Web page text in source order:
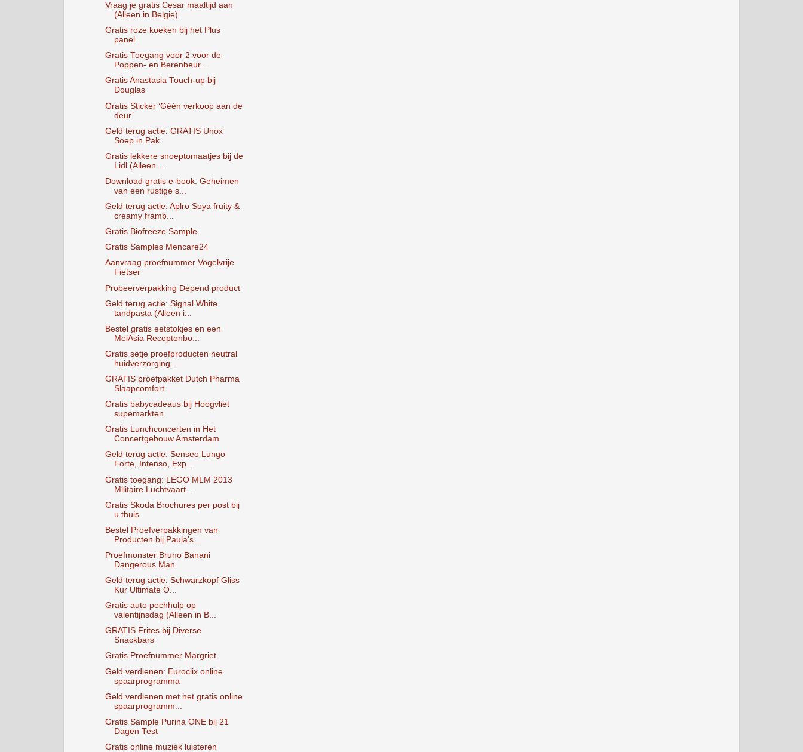
Vraag je gratis Cesar maaltijd aan
(Alleen in Belgie)
Gratis roze koeken bij het Plus
panel
Gratis Toegang voor 2 voor de
Poppen- en Berenbeur...
Gratis Anastasia Touch-up bij
Douglas
Gratis Sticker ‘Géén verkoop aan de
deur’
Geld terug actie: GRATIS Unox
Soep in Pak
Gratis lekkere snoeptomaatjes bij de
Lidl (Alleen ...
Download gratis e-book: Geheimen
van een rustige s...
Geld terug actie: Aplro Soya fruity &
creamy framb...
Gratis Biofreeze Sample
Gratis Samples Mencare24
Aanvraag proefnummer Vogelvrije
Fietser
Probeerverpakking Depend product
Geld terug actie: Signal White
tandpasta (Alleen i...
Bestel gratis eetstokjes en een
MeiAsia Receptenbo...
Gratis setje proefproducten neutral
huidverzorging...
GRATIS proefpakket Dutch Pharma
Slaapcomfort
Gratis babycadeaus bij Hoogvliet
supemarkten
Gratis Lunchconcerten in Het
Concertgebouw Amsterdam
Geld terug actie: Senseo Lungo
Forte, Intenso, Exp...
Gratis toegang: LEGO MLM 2013
Militaire Luchtvaart...
Gratis Skoda Brochures per post bij
u thuis
Bestel Proefverpakkingen van
Producten bij Paula's...
Proefmonster Bruno Banani
Dangerous Man
Geld terug actie: Schwarzkopf Gliss
Kur Ultimate O...
Gratis auto pechhulp op
valentijnsdag (Alleen in B...
GRATIS Frites bij Diverse
Snackbars
Gratis Proefnummer Margriet
Geld verdienen: Euroclix online
spaarprogramma
Geld verdienen met het gratis online
spaarprogramm...
Gratis Sample Purina ONE bij 21
Dagen Test
Gratis online muziek luisteren